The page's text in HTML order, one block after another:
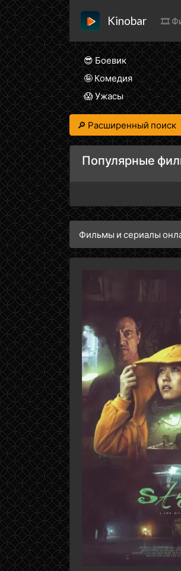
Kinobar 🎞
😎 Боевик
🤪 Комедия
😱 Ужасы
🔎 Расширенный поиск
Популярные
Фильмы и сериалы